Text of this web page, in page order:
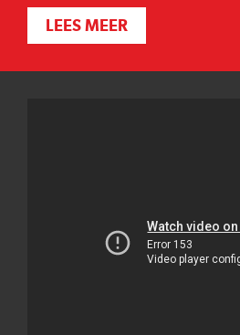
LEES MEER